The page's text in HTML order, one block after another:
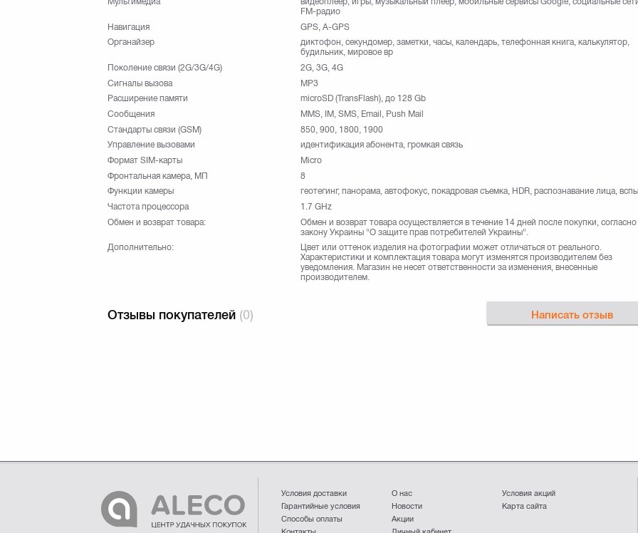
FM-радио
Навигация
GPS, A-GPS
Органайзер
диктофон, секундомер, заметки, часы, календарь, телефонная книга, калькулятор,
будильник, мировое вр
Поколение связи (2G/3G/4G)
2G, 3G, 4G
Сигналы вызова
MP3
Расширение памяти
microSD (TransFlash), до 128 Gb
Сообщения
MMS, IM, SMS, Email, Push Mail
Стандарты связи (GSM)
850, 900, 1800, 1900
Управление вызовами
идентификация абонента, громкая связь
Формат SIM-карты
Micro
Фронтальная камера, МП
8
Функции камеры
геотегинг, панорама, автофокус, покадровая съемка, HDR, распознавание лица,
Частота процессора
1.7 GHz
Обмен и возврат товара:
Обмен и возврат товара осуществляется в течение 14 дней после покупки, согласно
закону Украины "О защите прав потребителей Украины".
Дополнительно:
Цвет или оттенок изделия на фотографии может отличаться от реального.
Характеристики и комплектация товара могут изменятся производителем без
уведомления. Магазин не несет ответственности за изменения, внесенные
производителем.
Отзывы покупателей (0) Написать отзыв
Условия доставки
Гарантийные условия
Способы оплаты
О нас
Новости
Акции
Условия акций
Карта сайта